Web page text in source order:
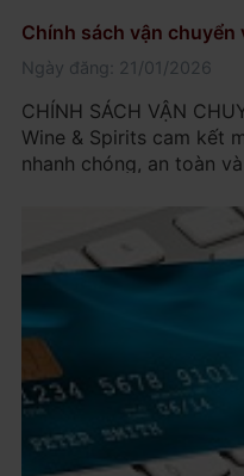
Chính sách vận chuyển
Ngày đăng: 21/01/2026
CHÍNH SÁCH VẬN
Wine & Spirits cam kết
nhanh chóng, an toàn
cẩn trọng cao trong
quy định cụ thể: 1.
phục...